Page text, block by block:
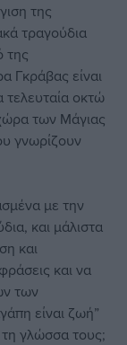
της
τραγούδια
της
Γκράβας είναι
οκτώ
των Μάγιας
γνωρίζουν
με την
και μάλιστα
και
και να
των
είναι ζωή”
τη γλώσσα τους;